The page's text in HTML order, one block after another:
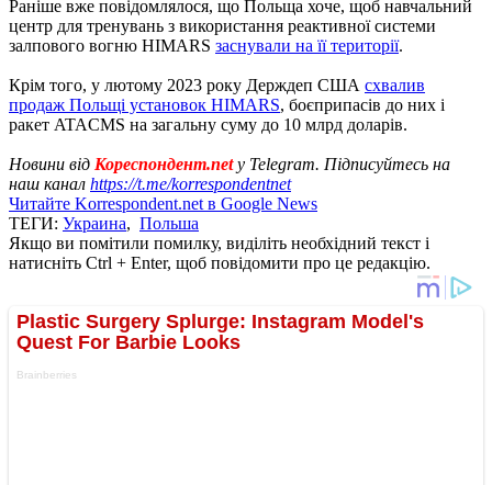
Раніше вже повідомлялося, що Польща хоче, щоб навчальний
центр для тренувань з використання реактивної системи
залпового вогню HIMARS заснували на її території.
Крім того, у лютому 2023 року Держдеп США схвалив
продаж Польщі установок HIMARS, боєприпасів до них і
ракет ATACMS на загальну суму до 10 млрд доларів.
Новини від Кореспондент.netу Telegram. Підписуйтесь на
наш канал https://t.me/korrespondentnet
Читайте Korrespondent.net в Google News
ТЕГИ: Украина, Польша
Якщо ви помітили помилку, виділіть необхідний текст і
натисніть Ctrl + Enter, щоб повідомити про це редакцію.